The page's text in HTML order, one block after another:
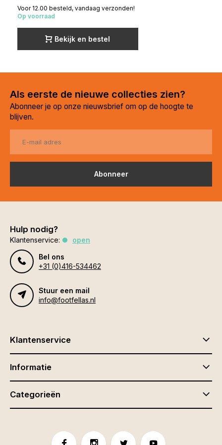
Voor 12.00 besteld, vandaag verzonden!
Op voorraad
Bekijk en bestel
Als eerste de nieuwe collecties zien?
Abonneer je op onze nieuwsbrief om op de hoogte te
blijven.
Abonneer
Hulp nodig?
Klantenservice:
open
Bel ons
+31 (0)416-534462
Stuur een mail
info@footfellas.nl
Klantenservice
Informatie
Categorieën